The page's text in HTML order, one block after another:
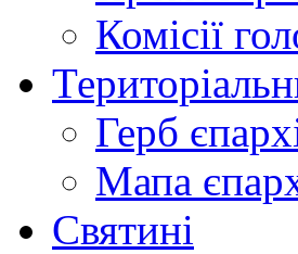
Комісії
Герб
Мапа
Святині